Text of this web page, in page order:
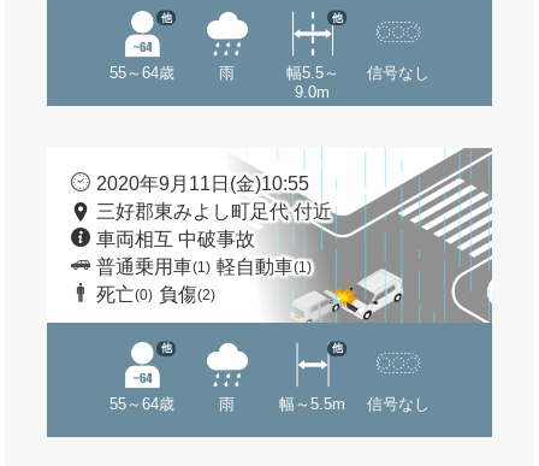
55～64歳
他
雨
幅5.5～
9.0m
他
信号なし
2020年9月11日(金)10:55
三好郡東みよし町足代 付近
車両相互 中破事故
普通乗用車(1) 軽自動車(1)
死亡(0) 負傷(2)
55～64歳
他
雨 幅～5.5m
他
信号なし